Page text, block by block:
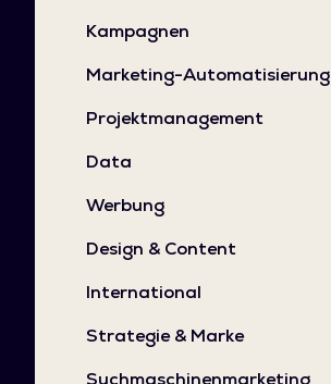
Kampagnen
Marketing-Automatisierung
Projektmanagement
Data
Werbung
Design & Content
International
Strategie & Marke
Suchmaschinenmarketing